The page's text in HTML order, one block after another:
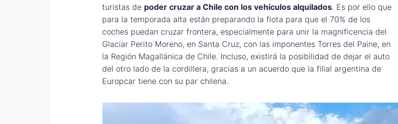
turistas de poder cruzar a Chile con los vehículos alquilados. Es por ello que
para la temporada alta están preparando la flota para que el 70% de los
coches puedan cruzar frontera, especialmente para unir la magnificencia del
Glaciar Perito Moreno, en Santa Cruz, con las imponentes Torres del Paine, en
la Región Magallánica de Chile. Incluso, existirá la posibilidad de dejar el auto
del otro lado de la cordillera, gracias a un acuerdo que la filial argentina de
Europcar tiene con su par chilena.